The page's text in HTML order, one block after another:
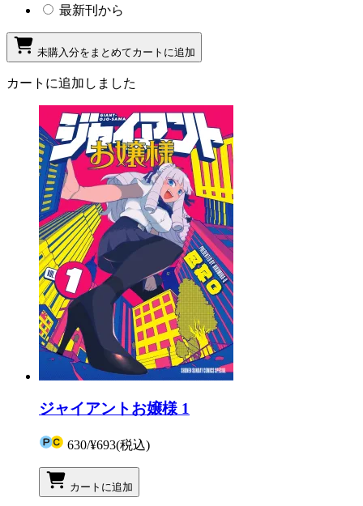
最新刊から
未購入分をまとめてカートに追加
カートに追加しました
ジャイアントお嬢様 1
630/¥693(税込)
カートに追加